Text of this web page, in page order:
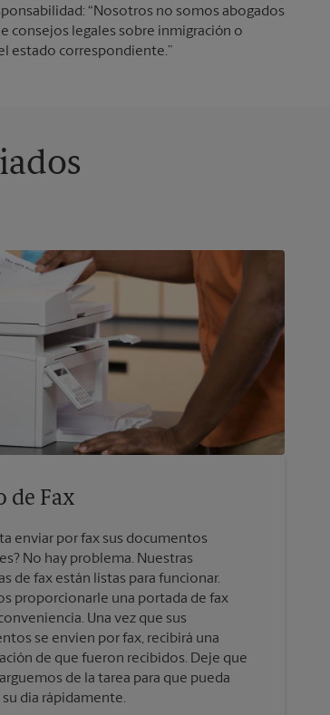
“Nosotros no somos abogados
consejos legales sobre inmigración o
estado correspondiente.”
de Fax
enviar por fax sus documentos
No hay problema. Nuestras
de fax están listas para funcionar.
proporcionarle una portada de fax
Una vez que sus
se envíen por fax, recibirá una
de que fueron recibidos. Deje que
de la tarea para que pueda
día rápidamente.